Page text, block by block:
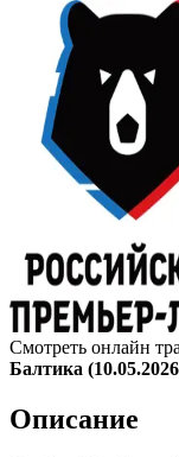
Смотреть онлайн
Балтика
Описание